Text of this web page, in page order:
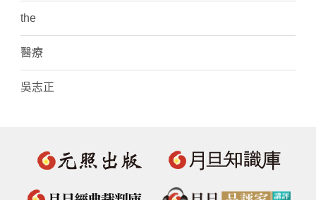
the
醫療
吳志正